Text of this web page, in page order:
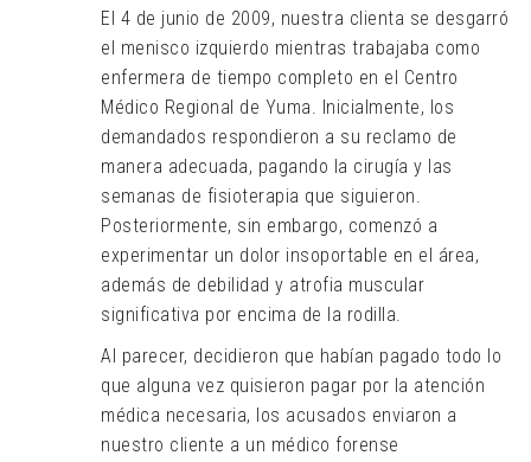
El 4 de junio de 2009, nuestra clienta se desgarró
el menisco izquierdo mientras trabajaba como
enfermera de tiempo completo en el Centro
Médico Regional de Yuma. Inicialmente, los
demandados respondieron a su reclamo de
manera adecuada, pagando la cirugía y las
semanas de fisioterapia que siguieron.
Posteriormente, sin embargo, comenzó a
experimentar un dolor insoportable en el área,
además de debilidad y atrofia muscular
significativa por encima de la rodilla.
Al parecer, decidieron que habían pagado todo lo
que alguna vez quisieron pagar por la atención
médica necesaria, los acusados enviaron a
nuestro cliente a un médico forense